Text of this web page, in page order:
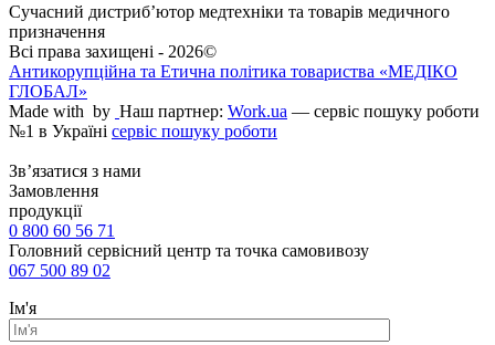
Сучасний дистриб’ютор медтехніки та товарів медичного
призначення
Всі права захищені - 2026©
Антикорупційна та Етична політика товариства «МЕДІКО
ГЛОБАЛ»
Made with by Наш партнер: Work.ua — сервіс пошуку роботи
№1 в Україні сервіс пошуку роботи
Зв’язатися з нами
Замовлення
продукції
0 800 60 56 71
Головний сервісний центр та точка самовивозу
067 500 89 02
Ім'я